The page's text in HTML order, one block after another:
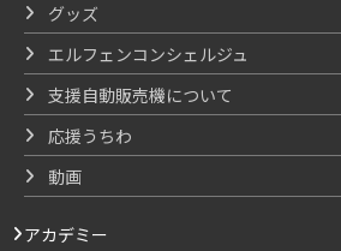
グッズ
エルフェンコンシェルジュ
支援自動販売機について
応援うちわ
動画
アカデミー